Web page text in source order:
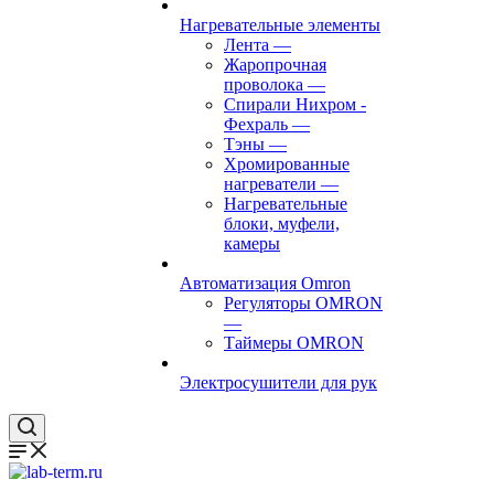
Нагревательные элементы
Лента —
Жаропрочная
проволока —
Спирали Нихром -
Фехраль —
Тэны —
Хромированные
нагреватели —
Нагревательные
блоки, муфели,
камеры
Автоматизация Omron
Регуляторы OMRON
—
Таймеры OMRON
Электросушители для рук